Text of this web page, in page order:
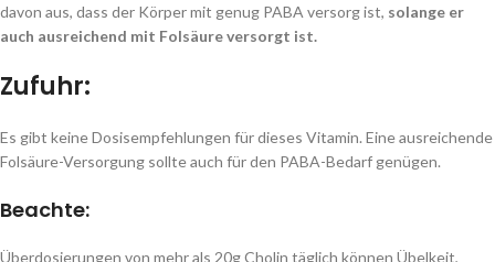
davon aus, dass der Körper mit genug PABA versorg ist, solange er
auch ausreichend mit Folsäure versorgt ist.
Zufuhr:
Es gibt keine Dosisempfehlungen für dieses Vitamin. Eine ausreichende
Folsäure-Versorgung sollte auch für den PABA-Bedarf genügen.
Beachte:
Überdosierungen von mehr als 20g Cholin täglich können Übelkeit,